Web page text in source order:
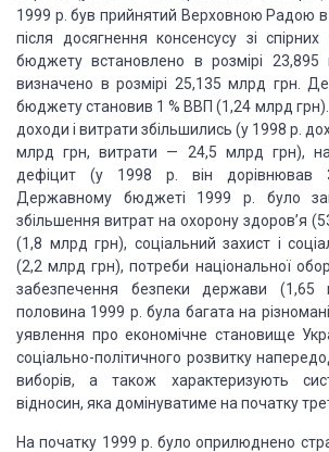
1999 р. був прийнятий Верховною Радою
після досягнення консенсусу зі
бюджету встановлено в розмірі
визначено в розмірі 25,135 млрд грн.
бюджету становив 1 % ВВП (1,24 млрд грн).
доходи і витрати збільшились (у 1998 р.
млрд грн, витрати — 24,5 млрд грн),
дефіцит (у 1998 р. він дорівнював
Державному бюджеті 1999 р. було
збільшення витрат на охорону здоров’я
(1,8 млрд грн), соціальний захист і
(2,2 млрд грн), потреби національної
забезпечення безпеки держави (1,65
половина 1999 р. була багата на
уявлення про економічне становище
соціально-політичного розвитку
виборів, а також характеризують
відносин, яка домінуватиме на початку
На початку 1999 р. було оприлюднено